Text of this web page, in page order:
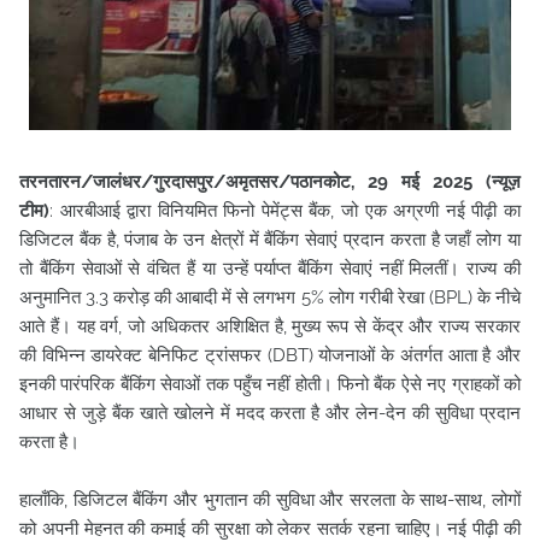
तरनतारन/जालंधर/गुरदासपुर/अमृतसर/पठानकोट, 29 मई 2025 (न्यूज़
टीम): आरबीआई द्वारा विनियमित फिनो पेमेंट्स बैंक, जो एक अग्रणी नई पीढ़ी का
डिजिटल बैंक है, पंजाब के उन क्षेत्रों में बैंकिंग सेवाएं प्रदान करता है जहाँ लोग या
तो बैंकिंग सेवाओं से वंचित हैं या उन्हें पर्याप्त बैंकिंग सेवाएं नहींमिलतीं। राज्य की
अनुमानित 3.3 करोड़ की आबादी में से लगभग 5% लोग गरीबी रेखा (BPL) के नीचे
आते हैं। यह वर्ग, जो अधिकतर अशिक्षित है, मुख्य रूप से केंद्र और राज्य सरकार
की विभिन्न डायरेक्ट बेनिफिट ट्रांसफर (DBT) योजनाओं के अंतर्गत आता है और
इनकी पारंपरिक बैंकिंग सेवाओं तक पहुँच नहीं होती। फिनो बैंक ऐसे नए ग्राहकों को
आधार से जुड़े बैंक खाते खोलने में मदद करता है और लेन-देन की सुविधा प्रदान
करता है।
हालाँकि, डिजिटल बैंकिंग और भुगतान की सुविधा और सरलता के साथ-साथ, लोगों
को अपनी मेहनत की कमाई की सुरक्षा को लेकर सतर्क रहना चाहिए। नई पीढ़ी की